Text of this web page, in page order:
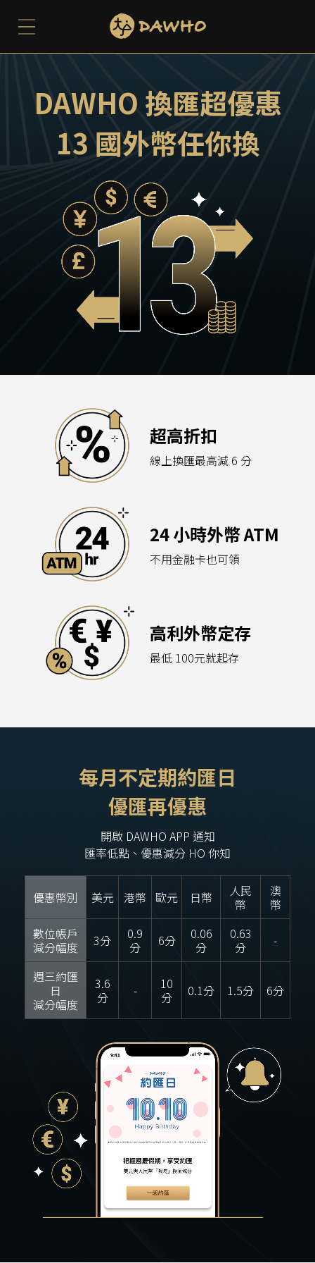
DAWHO 換匯超優惠
13 國外幣任你換
超高折扣
線上換匯最高減 6 分
24 小時外幣 ATM
不用金融卡也可領
高利外幣定存
最低 100元就起存
每月不定期約匯日
優匯再優惠
開啟 DAWHO APP 通知
匯率低點、優惠減分 HO 你知
優惠幣別 美元 港幣 歐元 日幣
人民
幣
澳
幣
數位帳戶
減分幅度
3分
0.9
分
6分
0.06
分
0.63
分
-
週三約匯
日
減分幅度
3.6
分
-
10
分
0.1分 1.5分 6分